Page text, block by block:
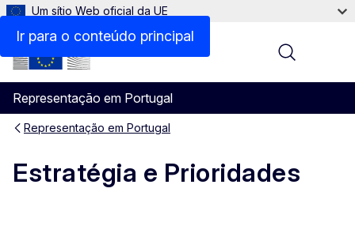
Ir para o conteúdo principal
Um sítio Web oficial da UE
Representação em Portugal
Menu
Representação em Portugal
Estratégia e Prioridades